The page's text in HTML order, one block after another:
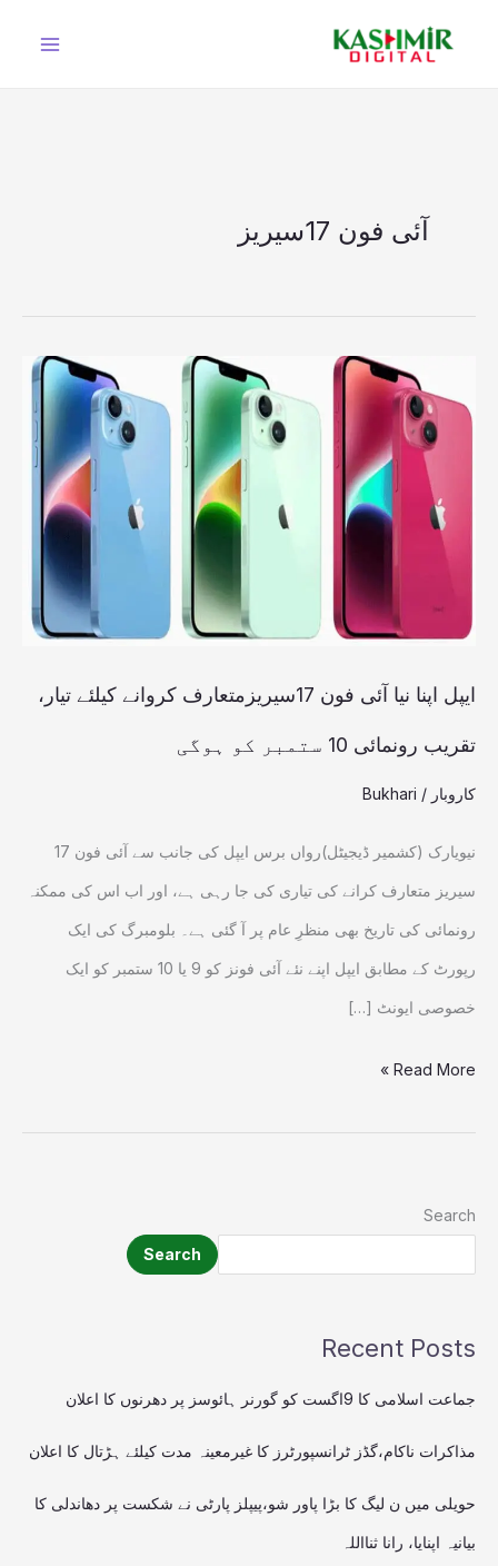
آئی فون 17سیریز
ایپل اپنا نیا آئی فون 17سیریزمتعارف کروانے کیلئے تیار،
تقریب رونمائی 10 ستمبر کو ہوگی
کاروبار /
Bukhari
نیویارک (کشمیر ڈیجیٹل)رواں برس ایپل کی جانب سے آئی فون 17
سیریز متعارف کرانے کی تیاری کی جا رہی ہے، اور اب اس کی ممکنہ
رونمائی کی تاریخ بھی منظرِ عام پر آ گئی ہے۔ بلومبرگ کی ایک
رپورٹ کے مطابق ایپل اپنے نئے آئی فونز کو 9 یا 10 ستمبر کو ایک
خصوصی ایونٹ […]
اپنا
17سیریزمتعارف
کروانے
تیار،
رونمائی
10
ستمبر
ہوگی
Read More »
Search
Search
Recent Posts
جماعت اسلامی کا 9اگست کو گورنر ہائوسز پر دھرنوں کا اعلان
مذاکرات ناکام،گڈز ٹرانسپورٹرز کا غیرمعینہ مدت کیلئے ہڑتال کا اعلان
حویلی میں ن لیگ کا بڑا پاور شو،پیپلز پارٹی نے شکست پر دھاندلی کا
بیانیہ اپنایا، رانا ثنااللہ